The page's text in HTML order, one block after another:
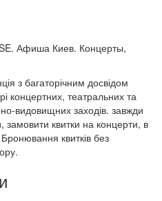
з багаторічним досвідом
концертних, театральних та
видовищних заходів. завжди
замовити квитки на концерти, в
квитків без